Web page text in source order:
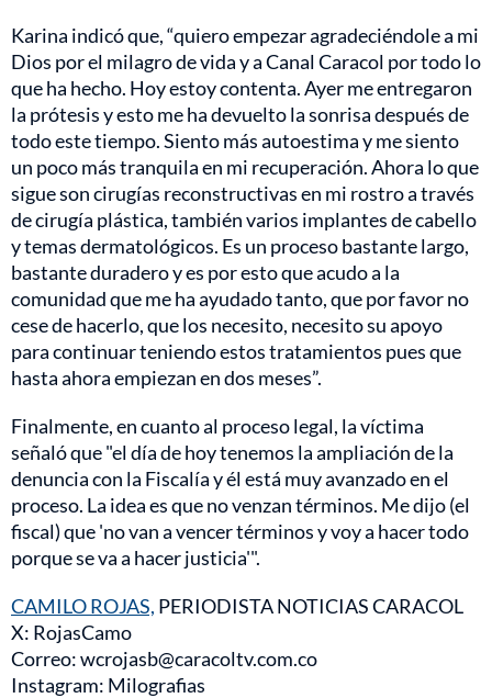
Karina indicó que, “quiero empezar agradeciéndole a mi
Dios por el milagro de vida y a Canal Caracol por todo lo
que ha hecho. Hoy estoy contenta. Ayer me entregaron
la prótesis y esto me ha devuelto la sonrisa después de
todo este tiempo. Siento más autoestima y me siento
un poco más tranquila en mi recuperación. Ahora lo que
sigue son cirugías reconstructivas en mi rostro a través
de cirugía plástica, también varios implantes de cabello
y temas dermatológicos. Es un proceso bastante largo,
bastante duradero y es por esto que acudo a la
comunidad que me ha ayudado tanto, que por favor no
cese de hacerlo, que los necesito, necesito su apoyo
para continuar teniendo estos tratamientos pues que
hasta ahora empiezan en dos meses”.
Finalmente, en cuanto al proceso legal, la víctima
señaló que "el día de hoy tenemos la ampliación de la
denuncia con la Fiscalía y él está muy avanzado en el
proceso. La idea es que no venzan términos. Me dijo (el
fiscal) que 'no van a vencer términos y voy a hacer todo
porque se va a hacer justicia'".
CAMILO ROJAS, PERIODISTA NOTICIAS CARACOL
X: RojasCamo
Correo: wcrojasb@caracoltv.com.co
Instagram: Milografias